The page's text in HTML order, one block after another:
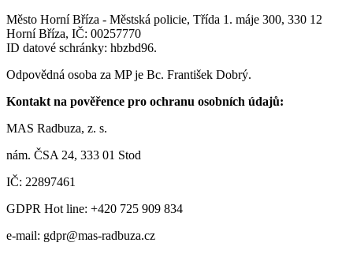
Město Horní Bříza - Městská policie, Třída 1. máje 300, 330 12
Horní Bříza, IČ: 00257770
ID datové schránky: hbzbd96.
Odpovědná osoba za MP je Bc. František Dobrý.
Kontakt na pověřence pro ochranu osobních údajů:
MAS Radbuza, z. s.
nám. ČSA 24, 333 01 Stod
IČ: 22897461
GDPR Hot line: +420 725 909 834
e-mail: gdpr@mas-radbuza.cz